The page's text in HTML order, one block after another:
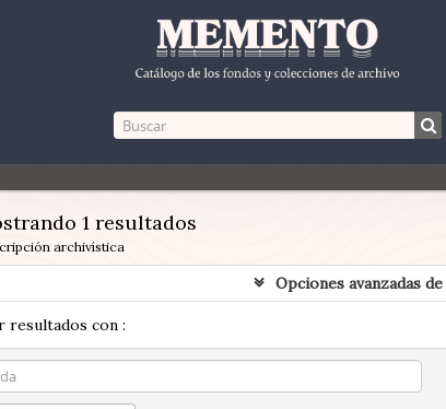
1 resultados
archivística
Opciones avanzadas
resultados con :